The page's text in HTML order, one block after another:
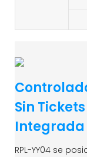
Sin
Integrada
RPL-YY04 se